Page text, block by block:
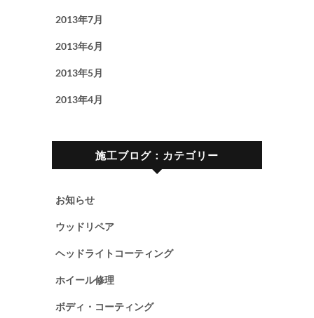
2013年7月
2013年6月
2013年5月
2013年4月
施工ブログ：カテゴリー
お知らせ
ウッドリペア
ヘッドライトコーティング
ホイール修理
ボディ・コーティング